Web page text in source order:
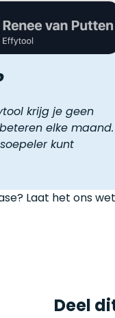
krijg je geen
elke maand.
kunt
Laat het ons
Deel